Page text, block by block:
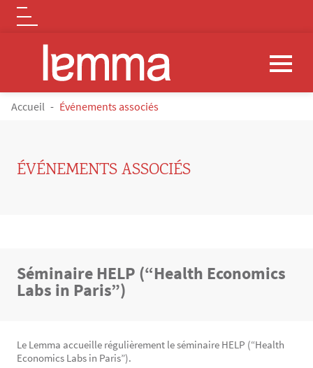
Aller au contenu principal
Logo
FIL D'ARIANE
Accueil Événements associés
ÉVÉNEMENTS ASSOCIÉS
Texte
Séminaire HELP (“Health Economics
Labs in Paris”)
Texte
Le Lemma accueille régulièrement le séminaire HELP (“Health
Economics Labs in Paris”).